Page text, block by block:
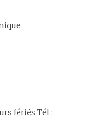
fériés Tél :